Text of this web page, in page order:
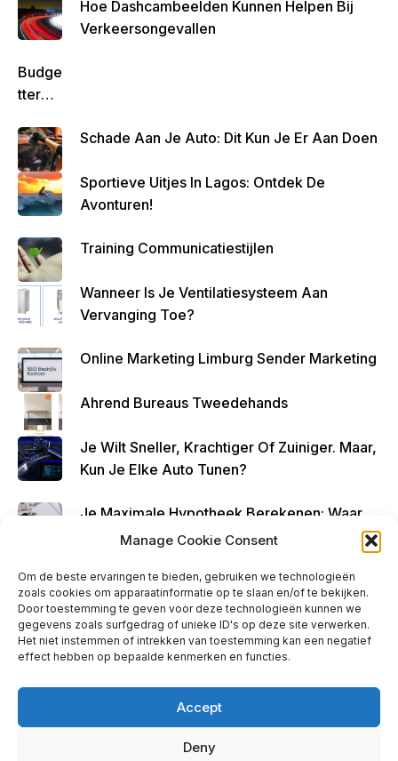
Manage Cookie Consent
Om de beste ervaringen te bieden, gebruiken we technologieën
zoals cookies om apparaatinformatie op te slaan en/of te bekijken.
Door toestemming te geven voor deze technologieën kunnen we
gegevens zoals surfgedrag of unieke ID's op deze site verwerken.
Het niet instemmen of intrekken van toestemming kan een negatief
effect hebben op bepaalde kenmerken en functies.
Accept
Deny
Hoe Dashcambeelden Kunnen Helpen Bij
Verkeersongevallen
Budge
Tteren
Belan
Grijk
Om
Zo
Geld
Over
Te
Houde
Schade Aan Je Auto: Dit Kun Je Er Aan Doen
Sportieve Uitjes In Lagos: Ontdek De
Avonturen!
Training Communicatiestijlen
Wanneer Is Je Ventilatiesysteem Aan
Vervanging Toe?
Online Marketing Limburg Sender Marketing
Ahrend Bureaus Tweedehands
Je Wilt Sneller, Krachtiger Of Zuiniger. Maar,
Kun Je Elke Auto Tunen?
Je Maximale Hypotheek Berekenen: Waar
Begin Je?
Ads - Before Footer